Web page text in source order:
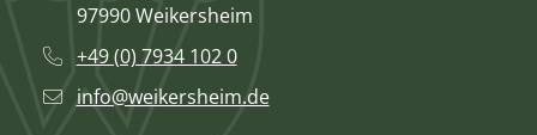
97990 Weikersheim
+49 (0) 7934 102 0
info@weikersheim.de